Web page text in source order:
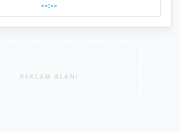
--:--
REKLAM ALANI